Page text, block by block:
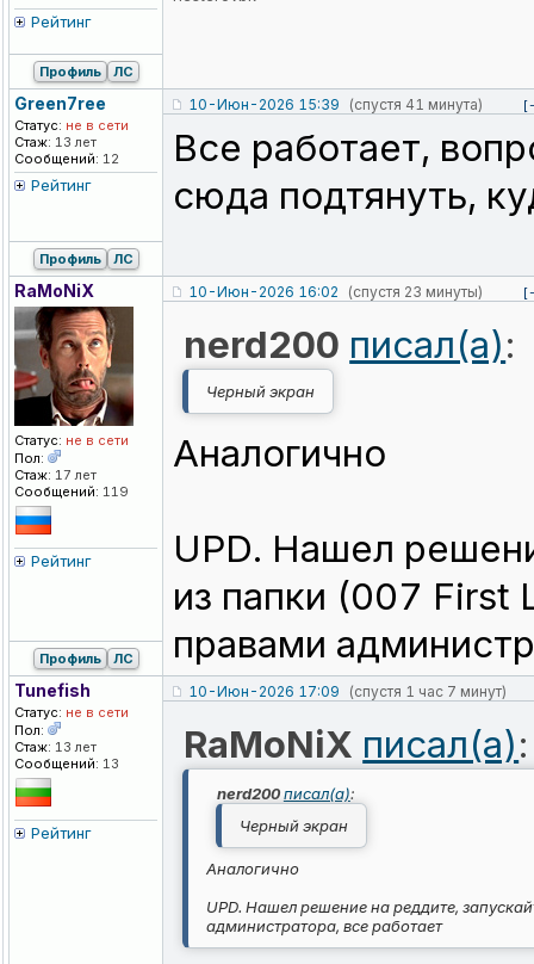
Рейтинг
Профиль ЛС
Green7ree
Статус: не в сети
Стаж: 13 лет
Сообщений: 12
Рейтинг
10-Июн-2026 15:39 (спустя 41 минута)
Все работает,
сюда подтянуть,
Профиль ЛС
RaMoNiX
Статус: не в сети
Пол:
Стаж: 17 лет
Сообщений: 119
Рейтинг
10-Июн-2026 16:02 (спустя 23 минуты)
nerd200 писал(а):
Черный экран
Аналогично
UPD. Нашел
из папки (007
правами
Профиль ЛС
Tunefish
Статус: не в сети
Пол:
Стаж: 13 лет
Сообщений: 13
Рейтинг
10-Июн-2026 17:09 (спустя 1 час 7 минут)
RaMoNiX писал(а):
nerd200писал(а):
Черный экран
Аналогично
UPD. Нашел решение на реддите,
администратора, все работает